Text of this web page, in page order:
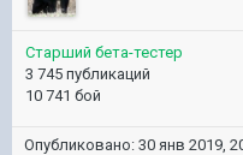
Старший бета-тестер
3 745 публикаций
10 741 бой
Опубликовано: 30 янв 2019,